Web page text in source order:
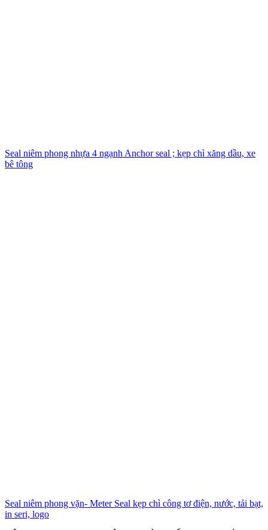
Seal niêm phong nhựa 4 ngạnh Anchor seal ; kẹp chì xăng dầu, xe
bê tông
Seal niêm phong vặn- Meter Seal kẹp chì công tơ điện, nước, tải bạt,
in seri, logo